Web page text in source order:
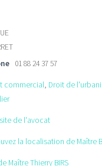
01 88 24 37 57
commercial, Droit de
de l'avocat
la localisation de Maître
Maître Thierry BIRS